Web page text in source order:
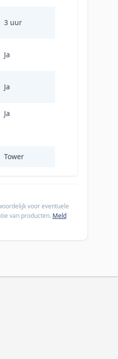
3 uur
Ja
Ja
Ja
Tower
voor eventuele
van producten. Meld